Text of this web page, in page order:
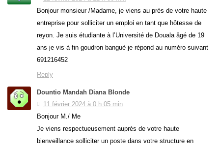
Bonjour monsieur /Madame, je viens au près de votre haute
entreprise pour solliciter un emploi en tant que hôtesse de
reyon. Je suis étudiante à l’Université de Douala âgé de 19
ans je vis à fin goudron banguè je répond au numéro suivant
691216452
Reply
Dountio Mandah Diana Blonde
11 février 2024 à 0 h 05 min
Bonjour M./ Me
Je viens respectueusement auprès de votre haute
bienveillance solliciter un poste dans votre structure en